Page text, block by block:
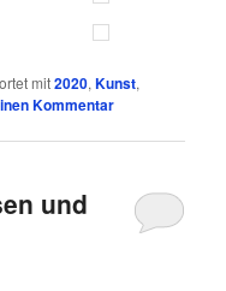
mit2020,Kunst,
Kommentar
und